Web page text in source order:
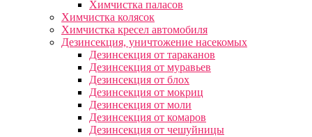
Химчистка паласов
Химчистка колясок
Химчистка кресел автомобиля
Дезинсекция, уничтожение насекомых
Дезинсекция от тараканов
Дезинсекция от муравьев
Дезинсекция от блох
Дезинсекция от мокриц
Дезинсекция от моли
Дезинсекция от комаров
Дезинсекция от чешуйницы